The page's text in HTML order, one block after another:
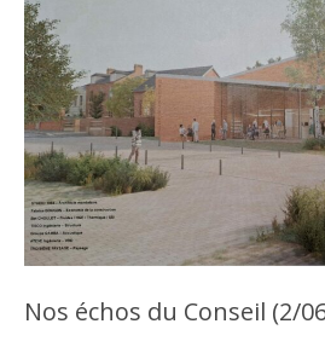
Nos échos du Conseil (2/